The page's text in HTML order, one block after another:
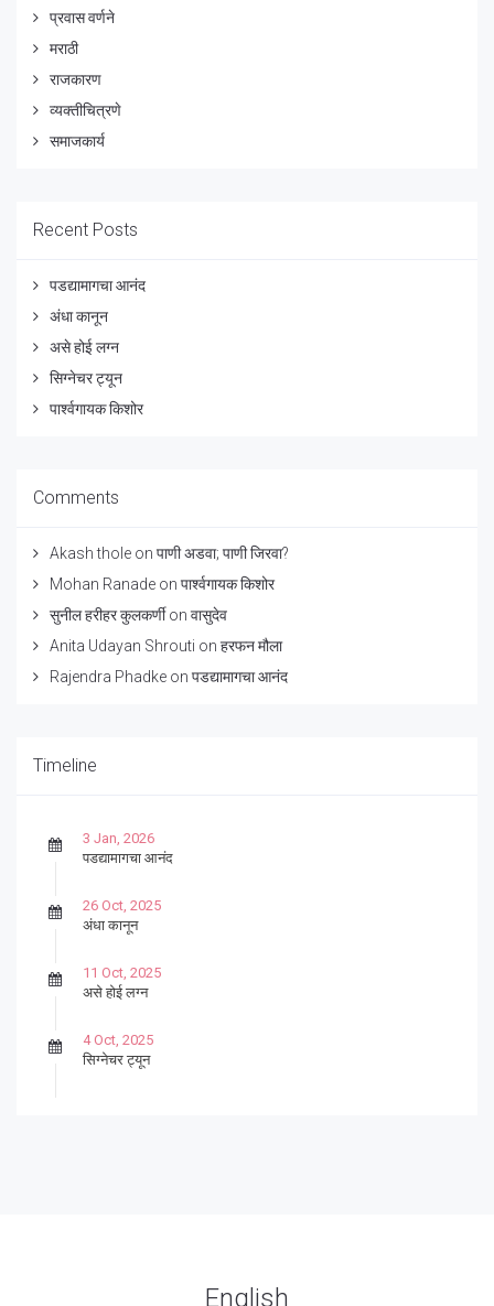
प्रवास वर्णने
मराठी
राजकारण
व्यक्तीचित्रणे
समाजकार्य
Recent Posts
पडद्यामागचा आनंद
अंधा कानून
असे होई लग्न
सिग्नेचर ट्यून
पार्श्वगायक किशोर
Comments
Akash thole on पाणी अडवा; पाणी जिरवा?
Mohan Ranade on पार्श्वगायक किशोर
सुनील हरीहर कुलकर्णीon वासुदेव
Anita Udayan Shrouti on हरफन मौला
Rajendra Phadke on पडद्यामागचा आनंद
Timeline
3 Jan, 2026
पडद्यामागचा आनंद
26 Oct, 2025
अंधा कानून
11 Oct, 2025
असे होई लग्न
4 Oct, 2025
सिग्नेचर ट्यून
English